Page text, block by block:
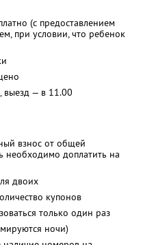
(с предоставлением
при условии, что ребенок
выезд — в 11.00
взнос от общей
необходимо доплатить на
двоих
купонов
только один раз
ночи)